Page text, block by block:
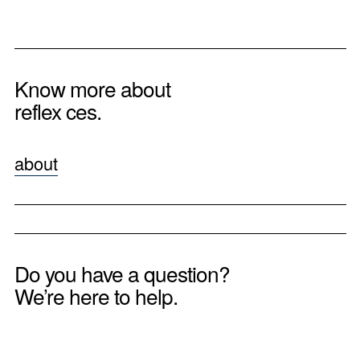
Know more about
reflex ces.
about
Do you have a question?
We’re here to help.